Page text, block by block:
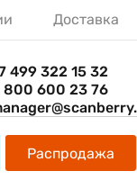
Доставка
499 322 15 32
800 600 23 76
Распродажа